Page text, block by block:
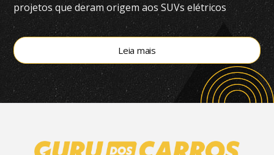
projetos que deram origem aos SUVs elétricos
vendidos atualmente no Brasil
Leia mais